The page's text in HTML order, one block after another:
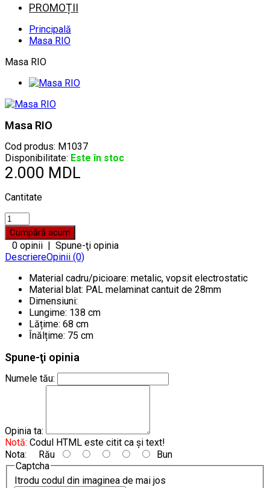
PROMOȚII
Principală
Masa RIO
Masa RIO
Masa RIO
Cod produs: M1037
Disponibilitate: Este în stoc
2.000 MDL
Cantitate
0 opinii | Spune-ţi opinia
DescriereOpinii (0)
Material cadru/picioare: metalic, vopsit electrostatic
Material blat: PAL melaminat cantuit de 28mm
Dimensiuni:
Lungime: 138 cm
Lățime: 68 cm
Înălțime: 75 cm
Spune-ţi opinia
Numele tău:
Opinia ta:
Notă: Codul HTML este citit ca şi text!
Nota: Rău
Bun
Captcha
Itrodu codul din imaginea de mai jos